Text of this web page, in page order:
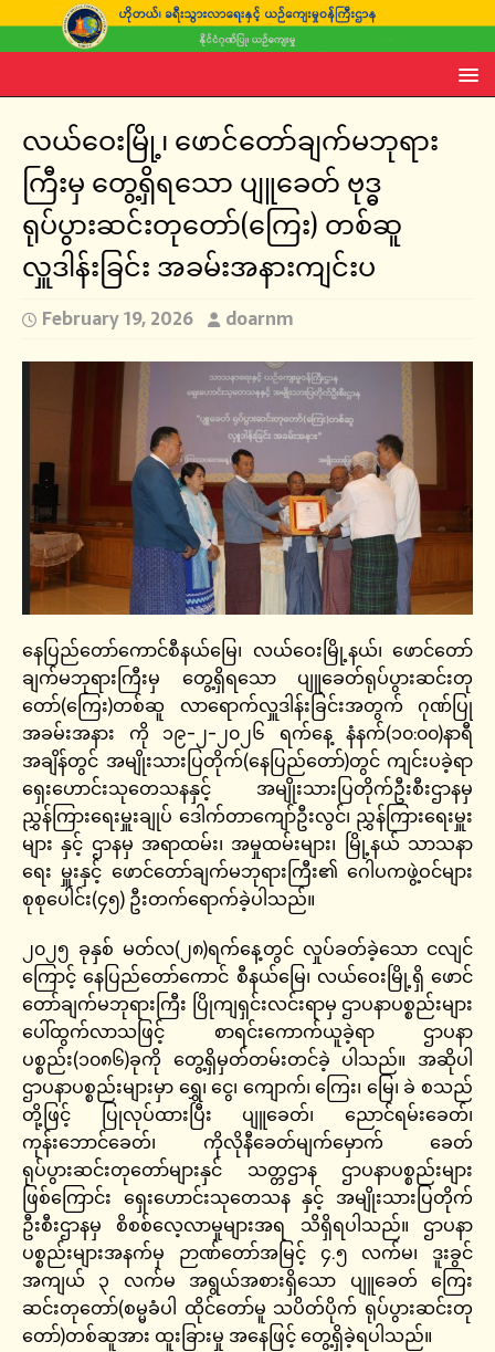
လယ်ဝေးမြို့၊ ဖောင်တော်ချက်မဘုရား
ကြီးမှ တွေ့ရှိရသော ပျူခေတ် ဗုဒ္ဓ
ရုပ်ပွားဆင်းတုတော်(ကြေး) တစ်ဆူ
လှူဒါန်းခြင်း အခမ်းအနားကျင်းပ
February 19, 2026 doarnm
နေပြည်တော်ကောင်စီနယ်မြေ၊ လယ်ဝေးမြို့နယ်၊ ဖောင်တော်
ချက်မဘုရားကြီးမှ တွေ့ရှိရသော ပျူခေတ်ရုပ်ပွားဆင်းတု
တော်(ကြေး)တစ်ဆူ လာရောက်လှူဒါန်းခြင်းအတွက် ဂုဏ်ပြု
အခမ်းအနား ကို ၁၉-၂-၂၀၂၆ ရက်နေ့ နံနက်(၁၀:၀၀)နာရီ
အချိန်တွင် အမျိုးသားပြတိုက်(နေပြည်တော်)တွင် ကျင်းပခဲ့ရာ
ရှေးဟောင်းသုတေသနနှင့် အမျိုးသားပြတိုက်ဦးစီးဌာနမှ
ညွှန်ကြားရေးမှူးချုပ် ဒေါက်တာကျော်ဦးလွင်၊ ညွှန်ကြားရေးမှူး
များ နှင့် ဌာနမှ အရာထမ်း၊ အမှုထမ်းများ၊ မြို့နယ် သာသနာ
ရေး မှူးနှင့် ဖောင်တော်ချက်မဘုရားကြီး၏ ဂေါပကဖွဲ့ဝင်များ
စုစုပေါင်း(၄၅) ဦးတက်ရောက်ခဲ့ပါသည်။
၂၀၂၅ ခုနှစ် မတ်လ(၂၈)ရက်နေ့တွင် လှုပ်ခတ်ခဲ့သော ငလျင်
ကြောင့် နေပြည်တော်ကောင် စီနယ်မြေ၊ လယ်ဝေးမြို့ရှိ ဖောင်
တော်ချက်မဘုရားကြီး ပြိုကျရှင်းလင်းရာမှ ဌာပနာပစ္စည်းများ
ပေါ်ထွက်လာသဖြင့် စာရင်းကောက်ယူခဲ့ရာ ဌာပနာ
ပစ္စည်း(၁၀၈၆)ခုကို တွေ့ရှိမှတ်တမ်းတင်ခဲ့ ပါသည်။ အဆိုပါ
ဌာပနာပစ္စည်းများမှာ ရွှေ၊ ငွေ၊ ကျောက်၊ ကြေး၊ မြေ၊ ခဲ စသည်
တို့ဖြင့် ပြုလုပ်ထားပြီး ပျူခေတ်၊ ညောင်ရမ်းခေတ်၊
ကုန်းဘောင်ခေတ်၊ ကိုလိုနီခေတ်မျက်မှောက် ခေတ်
ရုပ်ပွားဆင်းတုတော်များနှင် သတ္တဌာန ဌာပနာပစ္စည်းများ
ဖြစ်ကြောင်း ရှေးဟောင်းသုတေသန နှင့် အမျိုးသားပြတိုက်
ဦးစီးဌာနမှ စိစစ်လေ့လာမှုများအရ သိရှိရပါသည်။ ဌာပနာ
ပစ္စည်းများအနက်မှ ဉာဏ်တော်အမြင့် ၄.၅ လက်မ၊ ဒူးခွင်
အကျယ် ၃ လက်မ အရွယ်အစားရှိသော ပျူခေတ် ကြေး
ဆင်းတုတော်(စမ္မခံပါ ထိုင်တော်မူ သပိတ်ပိုက် ရုပ်ပွားဆင်းတု
တော်)တစ်ဆူအား ထူးခြားမှု အနေဖြင့် တွေ့ရှိခဲ့ရပါသည်။